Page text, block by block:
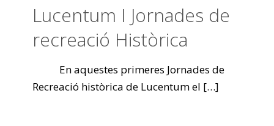
Lucentum I Jornades de
recreació Històrica
En aquestes primeres Jornades de
Recreació històrica de Lucentum el […]